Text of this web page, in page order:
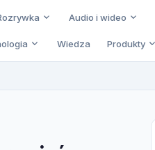
Audio i wideo
Wiedza Produkty